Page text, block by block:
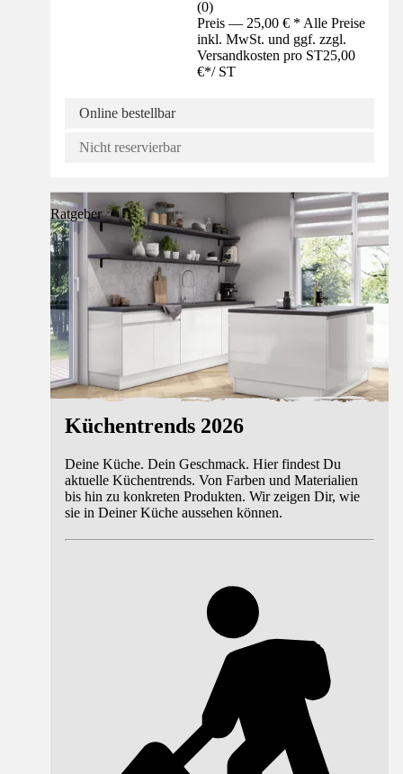
(0)
Preis — 25,00 € * Alle Preise
inkl. MwSt. und ggf. zzgl.
Versandkosten pro ST25,00
€*/ ST
Online bestellbar
Nicht reservierbar
Ratgeber
Küchentrends 2026
Deine Küche. Dein Geschmack. Hier findest Du
aktuelle Küchentrends. Von Farben und Materialien
bis hin zu konkreten Produkten. Wir zeigen Dir, wie
sie in Deiner Küche aussehen können.